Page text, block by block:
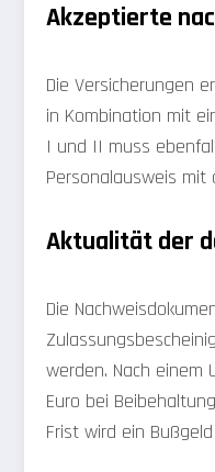
Akzeptierte
Die Versicherungen
in Kombination mit
I und II muss
Personalausweis mit
Aktualität der
Die
werden. Nach einem
Euro bei
Frist wird ein